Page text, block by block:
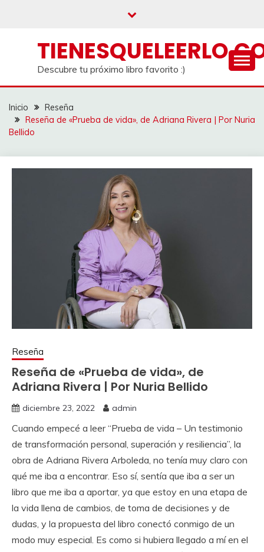
Descubre tu próximo libro favorito :)
Inicio
Reseña
Reseña de «Prueba de vida», de Adriana Rivera | Por Nuria
Bellido
Reseña
Reseña de «Prueba de vida», de
Adriana Rivera | Por Nuria Bellido
diciembre 23, 2022 admin
Cuando empecé a leer “Prueba de vida – Un testimonio
de transformación personal, superación y resiliencia”, la
obra de Adriana Rivera Arboleda, no tenía muy claro con
qué me iba a encontrar. Eso sí, sentía que iba a ser un
libro que me iba a aportar, ya que estoy en una etapa de
la vida llena de cambios, de toma de decisiones y de
dudas, y la propuesta del libro conectó conmigo de un
modo muy especial. Es como si hubiera llegado a mí en el